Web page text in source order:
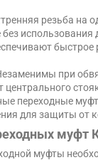
резьба на
при
центрального
переходные
для защиты от
муфт
муфты